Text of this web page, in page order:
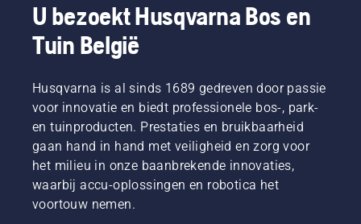
U bezoekt Husqvarna Bos en
Tuin België
Husqvarna is al sinds 1689 gedreven door passie
voor innovatie en biedt professionele bos-, park-
en tuinproducten. Prestaties en bruikbaarheid
gaan hand in hand met veiligheid en zorg voor
het milieu in onze baanbrekende innovaties,
waarbij accu-oplossingen en robotica het
voortouw nemen.